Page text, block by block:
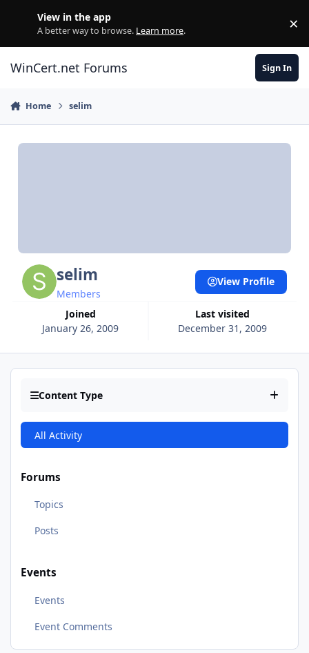
View in the app
A better way to browse. Learn more. ×
WinCert.net Forums Sign In
Home selim
selim
Members
Joined
January 26, 2009
Last visited
December 31, 2009
View Profile
Content Type
All Activity
Forums
Topics
Posts
Events
Events
Event Comments